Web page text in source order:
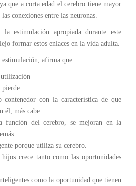
que a corta edad el cerebro tiene mayor
conexiones entre las neuronas.
estimulación apropiada durante este
formar estos enlaces en la vida adulta.
afirma que:
utilización
pierde.
con la característica de que
él, más cabe.
función del cerebro, se mejoran en la
porque utiliza su cerebro.
crece tanto como las oportunidades
como la oportunidad que tienen